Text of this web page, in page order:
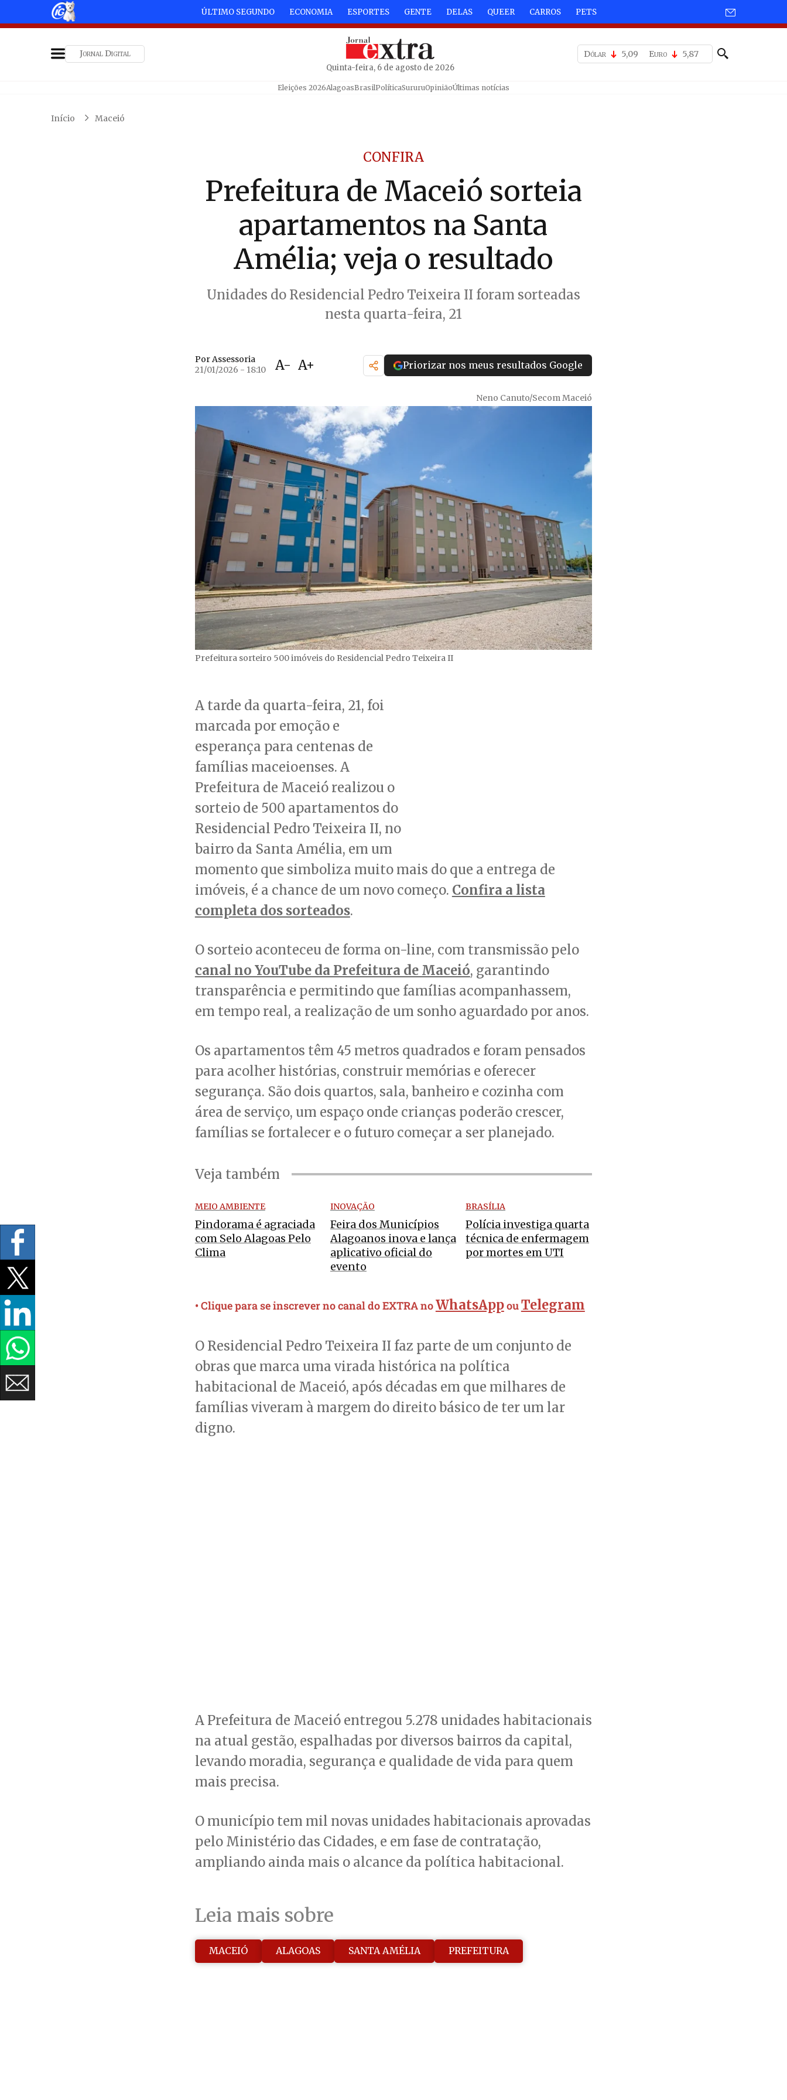
ÚLTIMO SEGUNDO ECONOMIA ESPORTES GENTE DELAS QUEER CARROS PETS
Jornal Digital
Quinta-feira, 6 de agosto de 2026
Dólar 5,09 Euro 5,87
Eleições 2026AlagoasBrasilPolíticaSururuOpiniãoÚltimas notícias
Início Maceió
CONFIRA
Prefeitura de Maceió sorteia
apartamentos na Santa
Amélia; veja o resultado
Unidades do Residencial Pedro Teixeira II foram sorteadas
nesta quarta-feira, 21
Por Assessoria
21/01/2026 - 18:10
A- A+ Priorizar nos meus resultados Google
Neno Canuto/Secom Maceió
Prefeitura sorteiro 500 imóveis do Residencial Pedro Teixeira II
A tarde da quarta-feira, 21, foi
marcada por emoção e
esperança para centenas de
famílias maceioenses. A
Prefeitura de Maceió realizou o
sorteio de 500 apartamentos do
Residencial Pedro Teixeira II, no
bairro da Santa Amélia, em um
momento que simboliza muito mais do que a entrega de
imóveis, é a chance de um novo começo. Confira a lista
completa dos sorteados.
O sorteio aconteceu de forma on-line, com transmissão pelo
canal no YouTube da Prefeitura de Maceió, garantindo
transparência e permitindo que famílias acompanhassem,
em tempo real, a realização de um sonho aguardado por anos.
Os apartamentos têm 45 metros quadrados e foram pensados
para acolher histórias, construir memórias e oferecer
segurança. São dois quartos, sala, banheiro e cozinha com
área de serviço, um espaço onde crianças poderão crescer,
famílias se fortalecer e o futuro começar a ser planejado.
Veja também
MEIO AMBIENTE
Pindorama é agraciada
com Selo Alagoas Pelo
Clima
INOVAÇÃO
Feira dos Municípios
Alagoanos inova e lança
aplicativo oficial do
evento
BRASÍLIA
Polícia investiga quarta
técnica de enfermagem
por mortes em UTI
• Clique para se inscrever no canal do EXTRA noWhatsAppouTelegram
O Residencial Pedro Teixeira II faz parte de um conjunto de
obras que marca uma virada histórica na política
habitacional de Maceió, após décadas em que milhares de
famílias viveram à margem do direito básico de ter um lar
digno.
A Prefeitura de Maceió entregou 5.278 unidades habitacionais
na atual gestão, espalhadas por diversos bairros da capital,
levando moradia, segurança e qualidade de vida para quem
mais precisa.
O município tem mil novas unidades habitacionais aprovadas
pelo Ministério das Cidades, e em fase de contratação,
ampliando ainda mais o alcance da política habitacional.
Leia mais sobre
MACEIÓ ALAGOAS SANTA AMÉLIA PREFEITURA